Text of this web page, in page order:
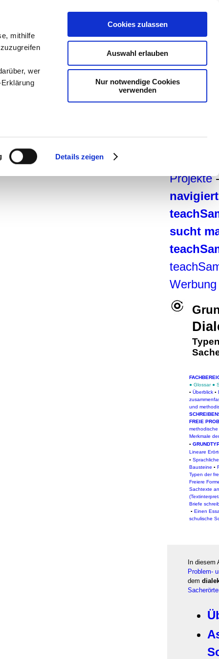
mithilfe
wer
Details zeigen
Cookies zulassen
Auswahl erlauben
Nur notwendige Cookies
verwenden
Deutsch
Projekte
sucht
Werbung
● Glossar ●
▪ Überblick ▪
und
FREIE
Merkmale
▪
Lineare
▪
Bausteine ▪
Typen der
Freiere
Sachtexte
Briefe
▪ Einen
schulische
In diesem
Problem-
dem